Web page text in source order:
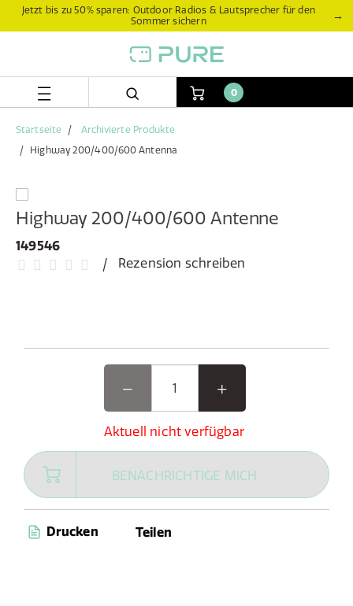
Zum
ZumJetzt bis zu 50% sparen: Outdoor Radios & Lautsprecher für den
Sommer sichern
→
0
Startseite
Archivierte Produkte
Highway 200/400/600 Antenna
Highway 200/400/600 Antenne
149546
Rezension schreiben
Aktuell nicht verfügbar
BENACHRICHTIGE MICH
Drucken Teilen